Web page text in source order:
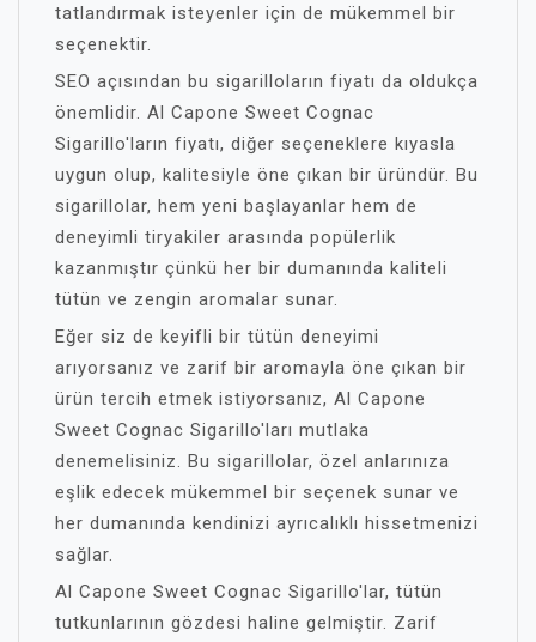
tatlandırmak isteyenler için de mükemmel bir
seçenektir.
SEO açısından bu sigarilloların fiyatı da oldukça
önemlidir. Al Capone Sweet Cognac
Sigarillo'ların fiyatı, diğer seçeneklere kıyasla
uygun olup, kalitesiyle öne çıkan bir üründür. Bu
sigarillolar, hem yeni başlayanlar hem de
deneyimli tiryakiler arasında popülerlik
kazanmıştır çünkü her bir dumanında kaliteli
tütün ve zengin aromalar sunar.
Eğer siz de keyifli bir tütün deneyimi
arıyorsanız ve zarif bir aromayla öne çıkan bir
ürün tercih etmek istiyorsanız, Al Capone
Sweet Cognac Sigarillo'ları mutlaka
denemelisiniz. Bu sigarillolar, özel anlarınıza
eşlik edecek mükemmel bir seçenek sunar ve
her dumanında kendinizi ayrıcalıklı hissetmenizi
sağlar.
Al Capone Sweet Cognac Sigarillo'lar, tütün
tutkunlarının gözdesi haline gelmiştir. Zarif